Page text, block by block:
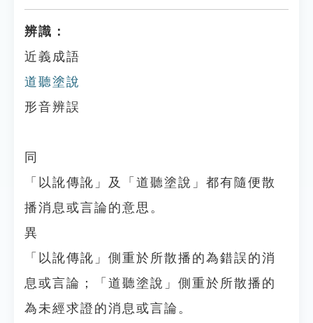
辨識：
近義成語
道聽塗說
形音辨誤
同
「以訛傳訛」及「道聽塗說」都有隨便散
播消息或言論的意思。
異
「以訛傳訛」側重於所散播的為錯誤的消
息或言論；「道聽塗說」側重於所散播的
為未經求證的消息或言論。